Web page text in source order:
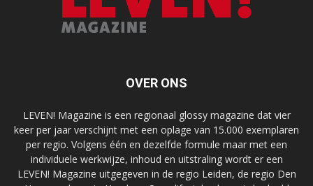
OVER ONS
LEVEN! Magazine is een regionaal glossy magazine dat vier
keer per jaar verschijnt met een oplage van 15.000 exemplaren
per regio. Volgens één en dezelfde formule maar met een
individuele werkwijze, inhoud en uitstraling wordt er een
LEVEN! Magazine uitgegeven in de regio Leiden, de regio Den